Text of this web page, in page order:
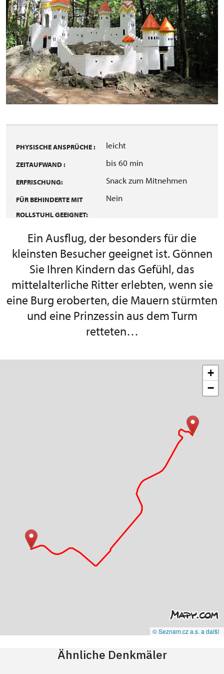
PHYSISCHE ANSPRÜCHE : leicht
ZEITAUFWAND : bis 60 min
ERFRISCHUNG: Snack zum Mitnehmen
FÜR BEHINDERTE MIT
ROLLSTUHL GEEIGNET:
Nein
Ein Ausflug, der besonders für die
kleinsten Besucher geeignet ist. Gönnen
Sie Ihren Kindern das Gefühl, das
mittelalterliche Ritter erlebten, wenn sie
eine Burg eroberten, die Mauern stürmten
und eine Prinzessin aus dem Turm
retteten…
+
−
© Seznam.cz a.s. a další
Ähnliche Denkmäler